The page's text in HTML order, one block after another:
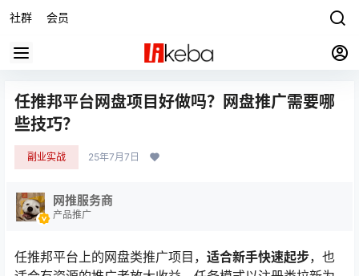
社群 会员
任推邦平台网盘项目好做吗？网盘推广需要哪
些技巧？
副业实战 25年7月7日
网推服务商
产品推广
任推邦平台上的网盘类推广项目， 适合新手快速起步，也